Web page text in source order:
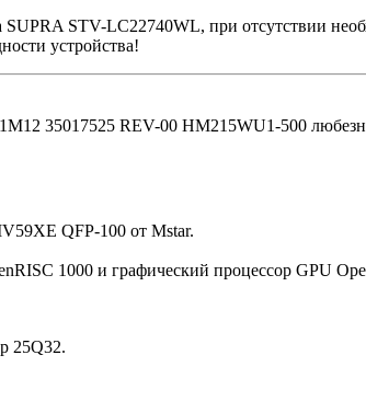
STV-LC22740WL, при отсутствии
устройства!
35017525 REV-00 HM215WU1-500
QFP-100 от Mstar.
1000 и графический процессор GPU
25Q32.